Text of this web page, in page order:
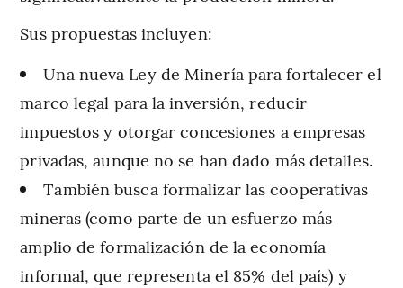
Sus propuestas incluyen:
Una nueva Ley de Minería para fortalecer el
marco legal para la inversión, reducir
impuestos y otorgar concesiones a empresas
privadas, aunque no se han dado más detalles.
También busca formalizar las cooperativas
mineras (como parte de un esfuerzo más
amplio de formalización de la economía
informal, que representa el 85% del país) y